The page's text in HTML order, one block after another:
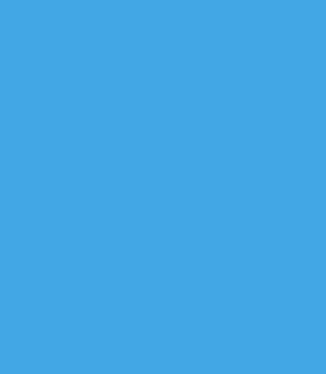
son los mismos: aplastantes